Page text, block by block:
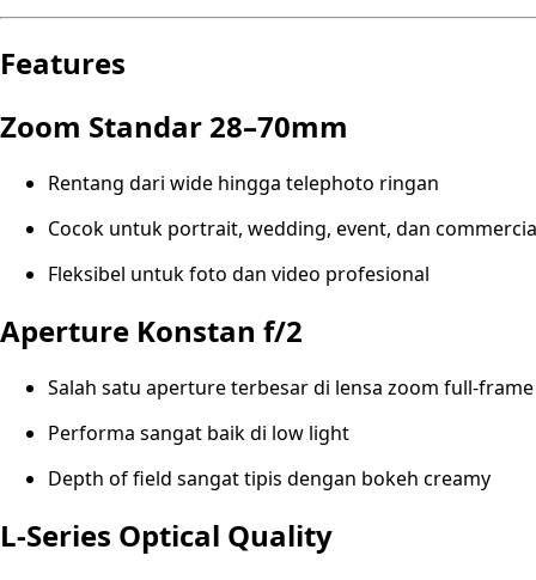
Features
Zoom Standar 28–70mm
Rentang dari wide hingga telephoto ringan
Cocok untuk portrait, wedding, event, dan
Fleksibel untuk foto dan video profesional
Aperture Konstan f/2
Salah satu aperture terbesar di lensa zoom full-frame
Performa sangat baik di low light
Depth of field sangat tipis dengan bokeh creamy
L-Series Optical Quality